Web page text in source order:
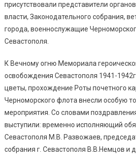
присутствовали представители
власти, Законодательного собрания,
города, военнослужащие
Севастополя.
К Вечному огню Мемориала
освобождения Севастополя 1941-
цветы, прохождение Роты почетного
Черноморского флота внесли особую
мероприятия. Со словами
выступили: временно исполняющий
Севастополя М.В. Развожаев,
собрания г. Севастополя В.В.Немцов и